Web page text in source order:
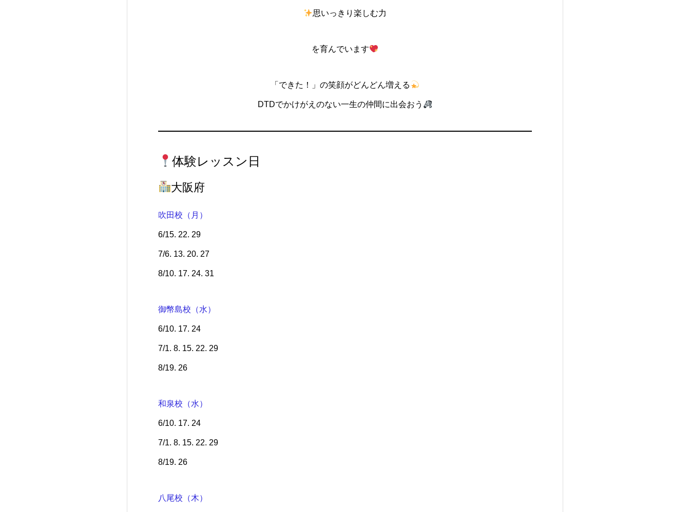
思いっきり楽しむ力
を育んでいます
「できた！」の笑顔がどんどん増える
DTDでかけがえのない一生の仲間に出会おう
体験レッスン日
大阪府
吹田校（月）
6/15. 22. 29
7/6. 13. 20. 27
8/10. 17. 24. 31
御幣島校（水）
6/10. 17. 24
7/1. 8. 15. 22. 29
8/19. 26
和泉校（水）
6/10. 17. 24
7/1. 8. 15. 22. 29
8/19. 26
八尾校（木）